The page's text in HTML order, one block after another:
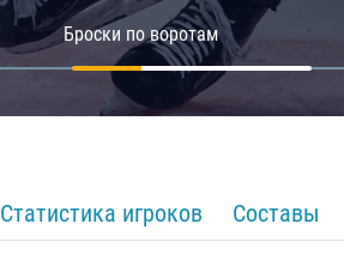
Броски по воротам
Статистика игроков Составы